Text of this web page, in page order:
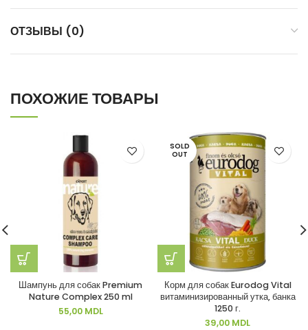
ОТЗЫВЫ (0)
ПОХОЖИЕ ТОВАРЫ
Шампунь для собак Premium
Nature Complex 250 ml
55,00 MDL
SOLD
OUT
Корм для собак Eurodog Vital
витаминизированный утка, банка
1250 г.
39,00 MDL